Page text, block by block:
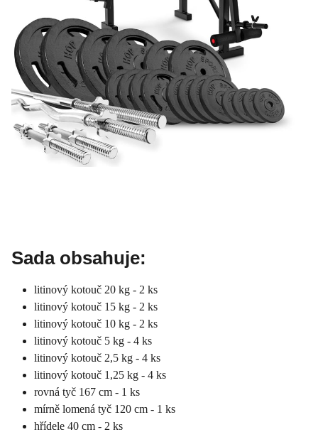
Sada obsahuje:
litinový kotouč 20 kg - 2 ks
litinový kotouč 15 kg - 2 ks
litinový kotouč 10 kg - 2 ks
litinový kotouč 5 kg - 4 ks
litinový kotouč 2,5 kg - 4 ks
litinový kotouč 1,25 kg - 4 ks
rovná tyč 167 cm - 1 ks
mírně lomená tyč 120 cm - 1 ks
hřídele 40 cm - 2 ks